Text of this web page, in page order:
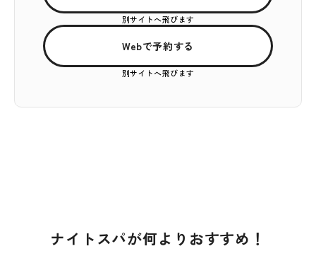
別サイトへ飛びます
Webで予約する
別サイトへ飛びます
ナイトスパが何よりおすすめ！